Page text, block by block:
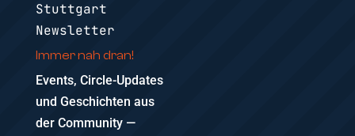
Stuttgart
Newsletter
Immer nah dran!
Events, Circle-Updates
und Geschichten aus
der Community —